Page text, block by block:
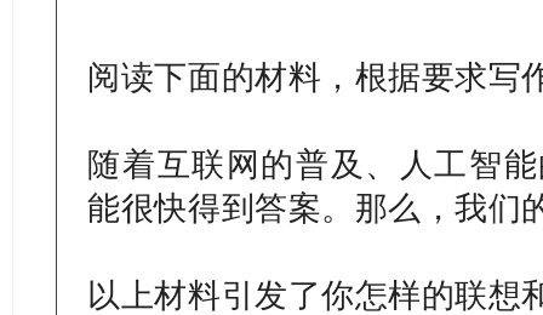
阅读下面的材料，根据要求写
随着互联网的普及、人工智
能很快得到答案。那么，我们
以上材料引发了你怎样的联想